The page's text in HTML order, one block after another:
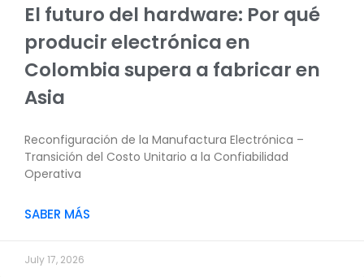
El futuro del hardware: Por qué
producir electrónica en
Colombia supera a fabricar en
Asia
Reconfiguración de la Manufactura Electrónica –
Transición del Costo Unitario a la Confiabilidad
Operativa
SABER MÁS
July 17, 2026